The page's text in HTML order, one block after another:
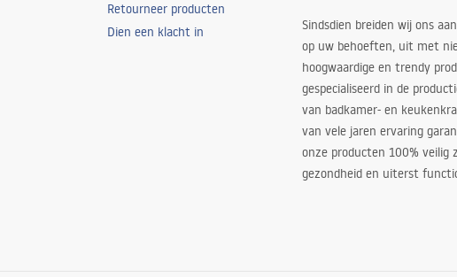
Retourneer producten
Dien een klacht in
Sindsdien breiden wij ons
op uw behoeften, uit met
hoogwaardige en trendy
gespecialiseerd in de
van badkamer- en
van vele jaren ervaring
onze producten 100% veilig
gezondheid en uiterst